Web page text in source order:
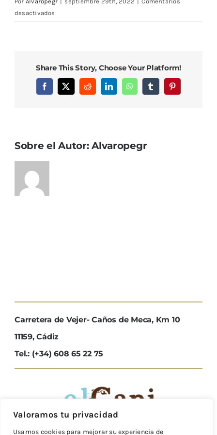
Valoramos tu privacidad
Usamos cookies para mejorar su experiencia de
desactivados
Share This Story, Choose Your Platform!
Facebook
X RedditLinkedInWhatsAppTumblrPinterest
Sobre el Autor:Alvaropegr
Carretera de Vejer- Caños de Meca, Km 10
11159, Cádiz
Tel.: (+34) 608 65 22 75